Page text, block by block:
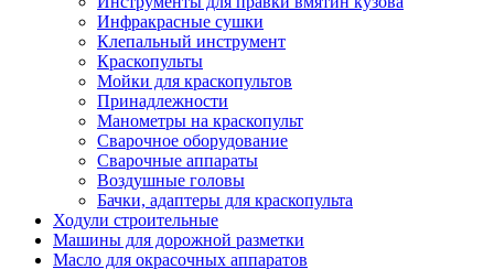
Инфракрасные сушки
Клепальный инструмент
Краскопульты
Мойки для краскопультов
Принадлежности
Манометры на краскопульт
Сварочное оборудование
Сварочные аппараты
Воздушные головы
Бачки, адаптеры для краскопульта
Ходули строительные
Машины для дорожной разметки
Масло для окрасочных аппаратов